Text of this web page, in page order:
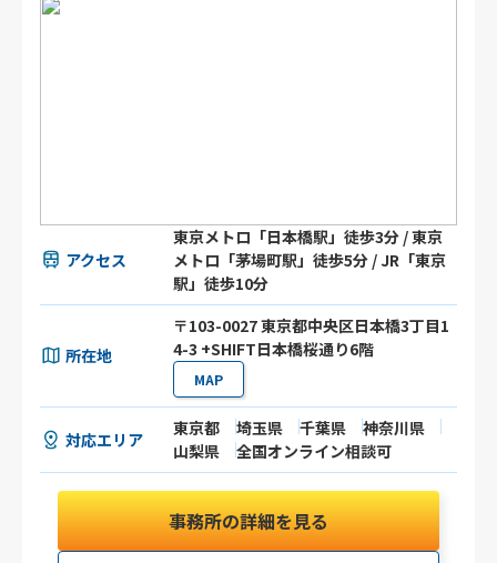
アクセス
東京メトロ「日本橋駅」徒歩3分 / 東京
メトロ「茅場町駅」徒歩5分 / JR「東京
駅」徒歩10分
所在地
〒103-0027 東京都中央区日本橋3丁目1
4-3 +SHIFT日本橋桜通り6階
MAP
対応エリア
東京都 埼玉県 千葉県
神奈川県
山梨県
全国オンライン相談可
事務所の詳細を見る